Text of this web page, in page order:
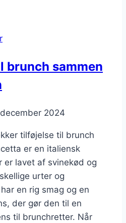
brunch sammen
2024
tilføjelse til brunch
er en italiensk
er lavet af svinekød og
urter og
en rig smag og en
der gør den til en
til brunchretter. Når